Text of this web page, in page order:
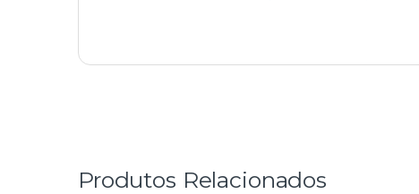
Produtos Relacionados